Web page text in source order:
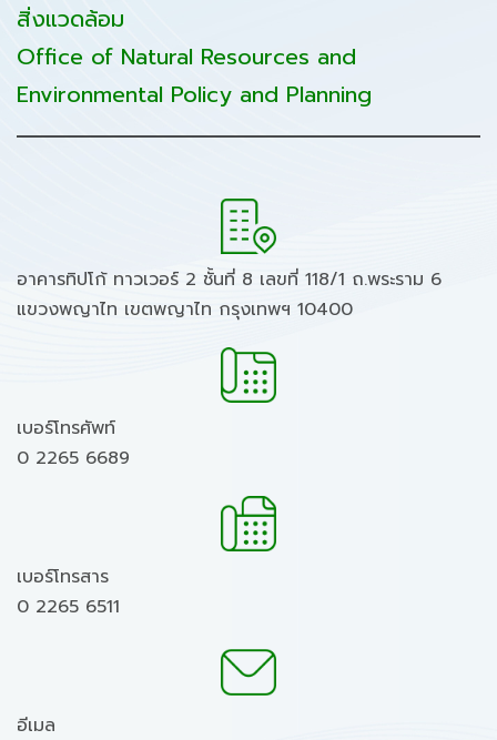
สิ่งแวดล้อม
Office of Natural Resources and
Environmental Policy and Planning
อาคารทิปโก้ ทาวเวอร์ 2 ชั้นที่ 8 เลขที่ 118/1 ถ.พระราม 6
แขวงพญาไท เขตพญาไท กรุงเทพฯ 10400
เบอร์โทรศัพท์
0 2265 6689
เบอร์โทรสาร
0 2265 6511
อีเมล